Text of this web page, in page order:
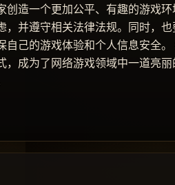
创造一个更加公平、有趣的游戏
，并遵守相关法律法规。同时，
自己的游戏体验和个人信息安全
，成为了网络游戏领域中一道亮